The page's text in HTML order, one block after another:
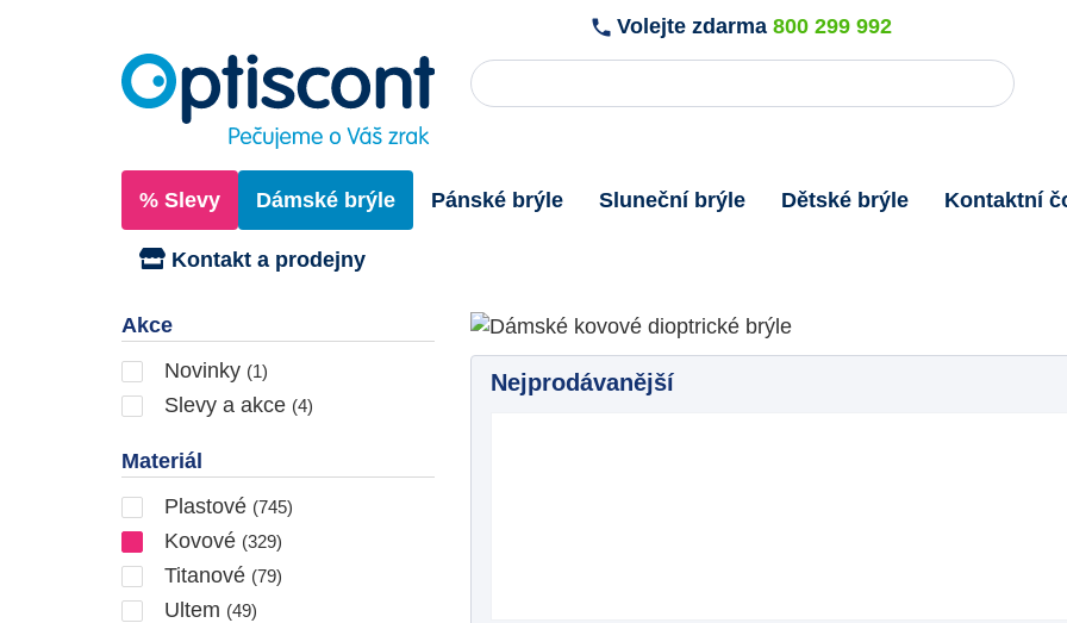
Volejte zdarma800 299 992
% Slevy Dámské brýle Pánské brýle Sluneční brýle Dětské brýle Kontaktní
Kontakt a prodejny
Akce
Novinky (1)
Slevy a akce (4)
Materiál
Plastové (745)
Kovové (329)
Titanové (79)
Ultem (49)
Nejprodávanější